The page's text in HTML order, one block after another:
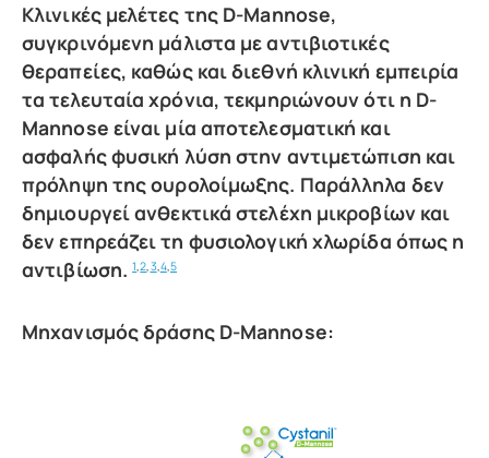
Κλινικές μελέτες της D-Mannose,
συγκρινόμενη μάλιστα με αντιβιοτικές
θεραπείες, καθώς και διεθνή κλινική εμπειρία
τα τελευταία χρόνια, τεκμηριώνουν ότι η D-
Mannose είναι μία αποτελεσματική και
ασφαλής φυσική λύση στην αντιμετώπιση και
πρόληψη της ουρολοίμωξης. Παράλληλα δεν
δημιουργεί ανθεκτικά στελέχη μικροβίων και
δεν επηρεάζει τη φυσιολογική χλωρίδα όπως η
αντιβίωση. 1,2,3,4,5
Μηχανισμός δράσης D-Mannose: